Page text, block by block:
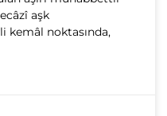
aşk
kemâl noktasında,